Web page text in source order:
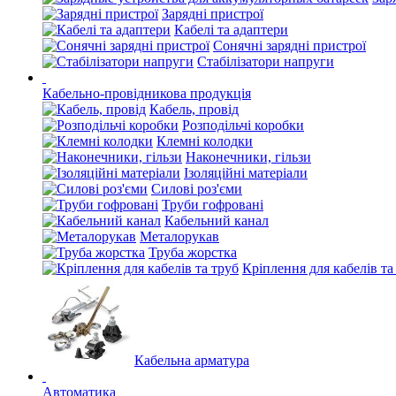
Зарядні пристрої
Кабелі та адаптери
Сонячні зарядні пристрої
Стабілізатори напруги
Кабельно-провідникова продукція
Кабель, провід
Розподільчі коробки
Клемні колодки
Наконечники, гільзи
Ізоляційні матеріали
Силові роз'єми
Труби гофровані
Кабельний канал
Металорукав
Труба жорстка
Кріплення для кабелів
Кабельна арматура
Автоматика